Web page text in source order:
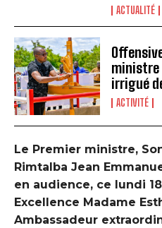
ACTUALITÉ
ministre
irrigué
ACTIVITÉ
Le Premier ministre,
Rimtalba Jean
en audience, ce lundi
Excellence Madame
Ambassadeur